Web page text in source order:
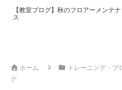
【教室ブログ】秋のフロアーメンテナ
ス
ホーム トレーニング・ブ
グ